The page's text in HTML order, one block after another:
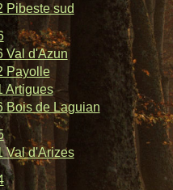
Pibeste sud
Val d'Azun
Payolle
Artigues
Bois de Laguian
Val d'Arizes